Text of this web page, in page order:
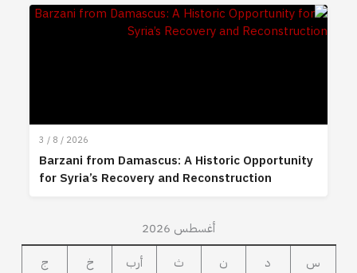
3 / 8 / 2026
Barzani from Damascus: A Historic Opportunity
for Syria’s Recovery and Reconstruction
أغسطس 2026
س
د ن ث أرب خ
ج